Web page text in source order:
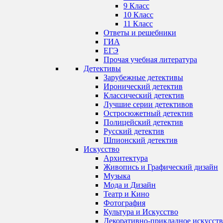
9 Класс
10 Класс
11 Класс
Ответы и решебники
ГИА
ЕГЭ
Прочая учебная литература
Детективы
Зарубежные детективы
Иронический детектив
Классический детектив
Лучшие серии детективов
Остросюжетный детектив
Полицейский детектив
Русский детектив
Шпионский детектив
Искусство
Архитектура
Живопись и Графический дизайн
Музыка
Мода и Дизайн
Театр и Кино
Фотография
Культура и Искусство
Декоративно-прикладное